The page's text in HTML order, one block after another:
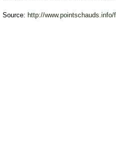
Source: http://www.pointschauds.info/
proclama vencedor en las
MAURITANIA
MAURITANIA ¿Quién